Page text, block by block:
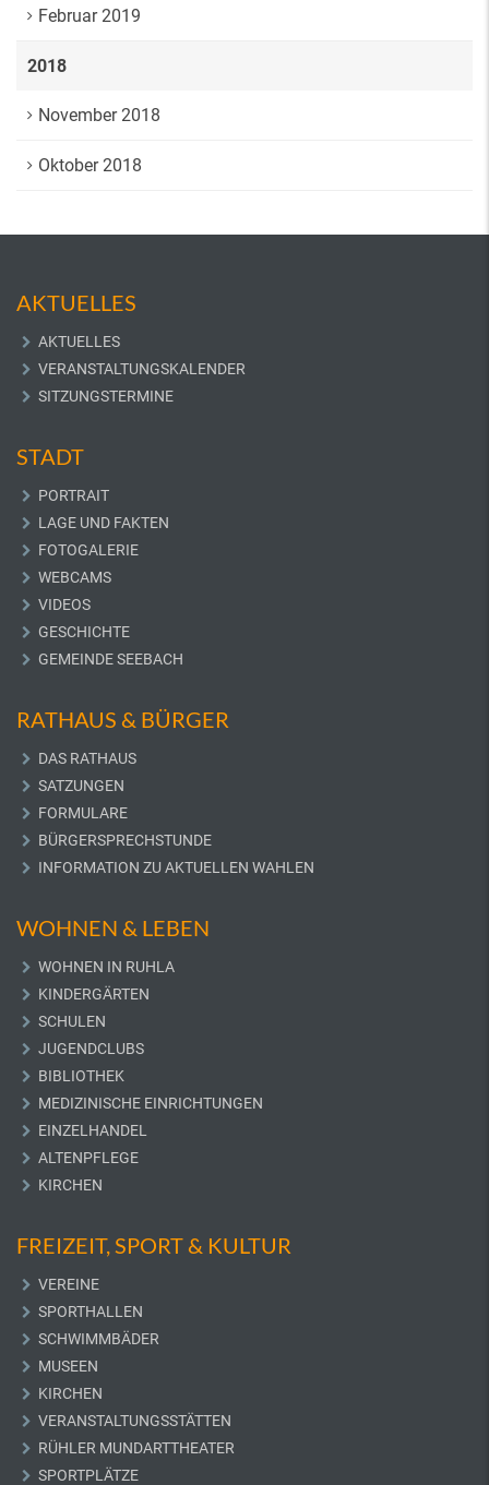
Februar 2019
2018
November 2018
Oktober 2018
AKTUELLES
AKTUELLES
VERANSTALTUNGSKALENDER
SITZUNGSTERMINE
STADT
PORTRAIT
LAGE UND FAKTEN
FOTOGALERIE
WEBCAMS
VIDEOS
GESCHICHTE
GEMEINDE SEEBACH
RATHAUS & BÜRGER
DAS RATHAUS
SATZUNGEN
FORMULARE
BÜRGERSPRECHSTUNDE
INFORMATION ZU AKTUELLEN WAHLEN
WOHNEN & LEBEN
WOHNEN IN RUHLA
KINDERGÄRTEN
SCHULEN
JUGENDCLUBS
BIBLIOTHEK
MEDIZINISCHE EINRICHTUNGEN
EINZELHANDEL
ALTENPFLEGE
KIRCHEN
FREIZEIT, SPORT & KULTUR
VEREINE
SPORTHALLEN
SCHWIMMBÄDER
MUSEEN
KIRCHEN
VERANSTALTUNGSSTÄTTEN
RÜHLER MUNDARTTHEATER
SPORTPLÄTZE